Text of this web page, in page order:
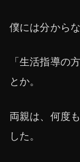
僕には分から
「生活指導の
とか。
両親は、何度
した。